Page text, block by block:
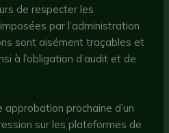
de respecter les
par l’administration
sont aisément traçables et
à l’obligation d’audit et de
approbation prochaine d’un
sur les plateformes de